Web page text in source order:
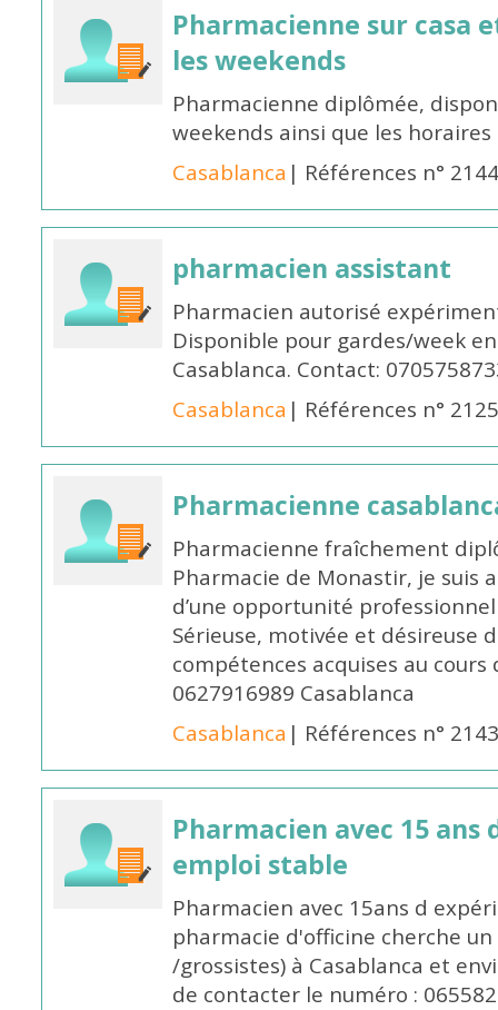
Pharmacienne sur casa
les weekends
Pharmacienne diplômée,
weekends ainsi que les
Casablanca | Références n°
pharmacien assistant
Pharmacien autorisé
Disponible pour gardes/week
Casablanca. Contact:
Casablanca | Références n°
Pharmacienne
Pharmacienne fraîchement
Pharmacie de Monastir, je suis
d’une opportunité
Sérieuse, motivée et désireuse
compétences acquises au
0627916989 Casablanca
Casablanca | Références n°
Pharmacien avec 15
emploi stable
Pharmacien avec 15ans d
pharmacie d'officine cherche
/grossistes) à Casablanca et
de contacter le numéro :